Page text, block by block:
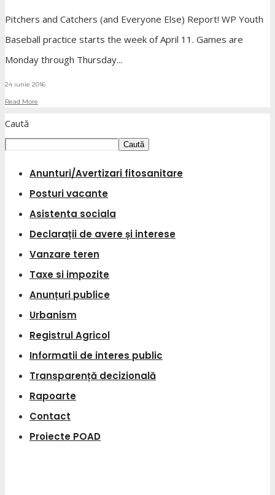
Pitchers and Catchers (and Everyone Else) Report! WP Youth
Baseball practice starts the week of April 11. Games are
Monday through Thursday...
24 iunie 2016
Read More
Caută
Caută
Anunturi/Avertizari fitosanitare
Posturi vacante
Asistenta sociala
Declarații de avere și interese
Vanzare teren
Taxe si impozite
Anunțuri publice
Urbanism
Registrul Agricol
Informatii de interes public
Transparență decizională
Rapoarte
Contact
Proiecte POAD